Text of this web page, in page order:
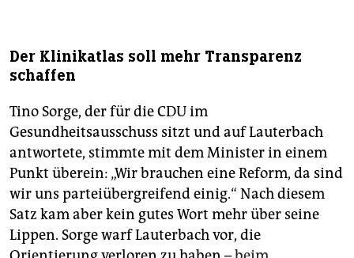
Der Klinikatlas soll mehr Transparenz
schaffen
Tino Sorge, der für die CDU im
Gesundheitsausschuss sitzt und auf Lauterbach
antwortete, stimmte mit dem Minister in ­einem
Punkt überein: „Wir brauchen eine Reform, da sind
wir uns parteiübergreifend einig.“ Nach diesem
Satz kam aber kein gutes Wort mehr über seine
Lippen. Sorge warf Lauterbach vor, die